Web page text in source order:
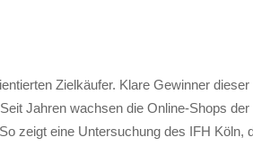
Zielkäufer. Klare Gewinner
Jahren wachsen die Online-Shops
zeigt eine Untersuchung des IFH Köln,